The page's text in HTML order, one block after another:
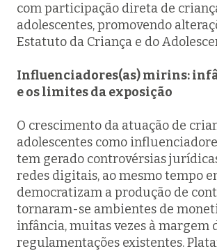
com participação direta de
adolescentes, promovendo
Estatuto da Criança e do
Influenciadores(as) mirins:
e os limites da exposição
O crescimento da atuação de
adolescentes como
tem gerado controvérsias
redes digitais, ao mesmo tempo
democratizam a produção de
tornaram-se ambientes de
infância, muitas vezes à margem
regulamentações existentes.